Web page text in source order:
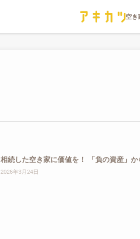
相続した空き家に価値を！ 「負の資産」
2026年3月24日